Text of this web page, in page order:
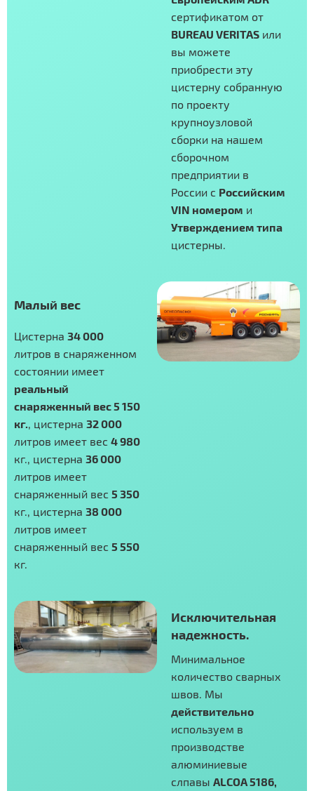
сертификатом от
BUREAU VERITAS или
вы можете
приобрести эту
цистерну собранную
по проекту
крупноузловой
сборки на нашем
сборочном
предприятии в
России с Российским
VIN номером и
Утверждением типа
цистерны.
Малый вес
Цистерна 34 000
литров в снаряженном
состоянии имеет
реальный
снаряженный вес 5 150
кг.
, цистерна 32 000
литров имеет вес 4 980
кг., цистерна 36 000
литров имеет
снаряженный вес 5 350
кг., цистерна 38 000
литров имеет
снаряженный вес 5 550
кг.
Исключительная
надежность.
Минимальное
количество сварных
швов. Мы
действительно
используем в
производстве
алюминиевые
слпавы ALCOA 5186,